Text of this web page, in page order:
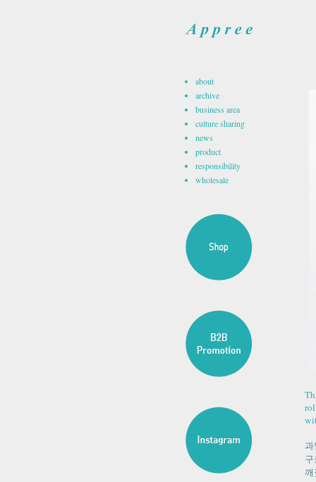
과
깨
about
archive
business area
culture sharing
news
product
responsibility
wholesale